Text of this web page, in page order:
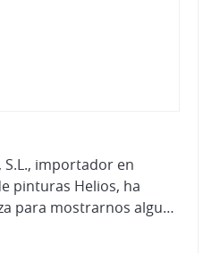
importador en
pinturas Helios, ha
visitado Centro Zaragoza para mostrarnos algunos de los procesos de pintado